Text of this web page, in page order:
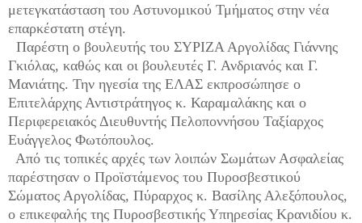
μετεγκατάσταση του Αστυνομικού Τμήματος στην νέα
επαρκέστατη στέγη.
Παρέστη ο βουλευτής του ΣΥΡΙΖΑ Αργολίδας Γιάννης
Γκιόλας, καθώς και οι βουλευτές Γ. Ανδριανός και Γ.
Μανιάτης. Την ηγεσία της ΕΛΑΣ εκπροσώπησε ο
Επιτελάρχης Αντιστράτηγος κ. Καραμαλάκης και ο
Περιφερειακός Διευθυντής Πελοποννήσου Ταξίαρχος
Ευάγγελος Φωτόπουλος.
Από τις τοπικές αρχές των λοιπών Σωμάτων Ασφαλείας
παρέστησαν ο Προϊστάμενος του Πυροσβεστικού
Σώματος Αργολίδας, Πύραρχος κ. Βασίλης Αλεξόπουλος,
ο επικεφαλής της Πυροσβεστικής Υπηρεσίας Κρανιδίου κ.